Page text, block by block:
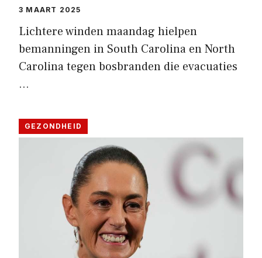
3 MAART 2025
Lichtere winden maandag hielpen
bemanningen in South Carolina en North
Carolina tegen bosbranden die evacuaties
…
GEZONDHEID